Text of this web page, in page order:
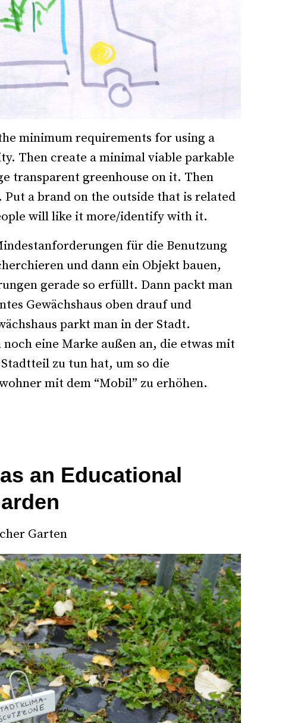
minimum requirements for using a
Then create a minimal viable parkable
transparent greenhouse on it. Then
a brand on the outside that is related
will like it more/identify with it.
für die Benutzung
und dann ein Objekt bauen,
gerade so erfüllt. Dann packt man
Gewächshaus oben drauf und
parkt man in der Stadt.
eine Marke außen an, die etwas mit
zu tun hat, um so die
mit dem “Mobil” zu erhöhen.
an Educational
Garten